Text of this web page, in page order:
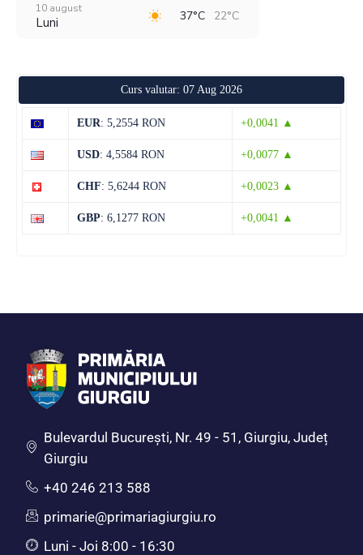
10 august
Luni 37°C 22°C
38°C 22°C
Joi
14 august
Curs valutar: 07 Aug 2026
EUR: 5,2554 RON +0,0041 ▲
USD: 4,5584 RON +0,0077 ▲
CHF: 5,6244 RON +0,0023 ▲
GBP: 6,1277 RON +0,0041 ▲
Bulevardul Bucureşti, Nr. 49 - 51, Giurgiu, Județ
Giurgiu
+40 246 213 588
primarie@primariagiurgiu.ro
Luni - Joi 8:00 - 16:30